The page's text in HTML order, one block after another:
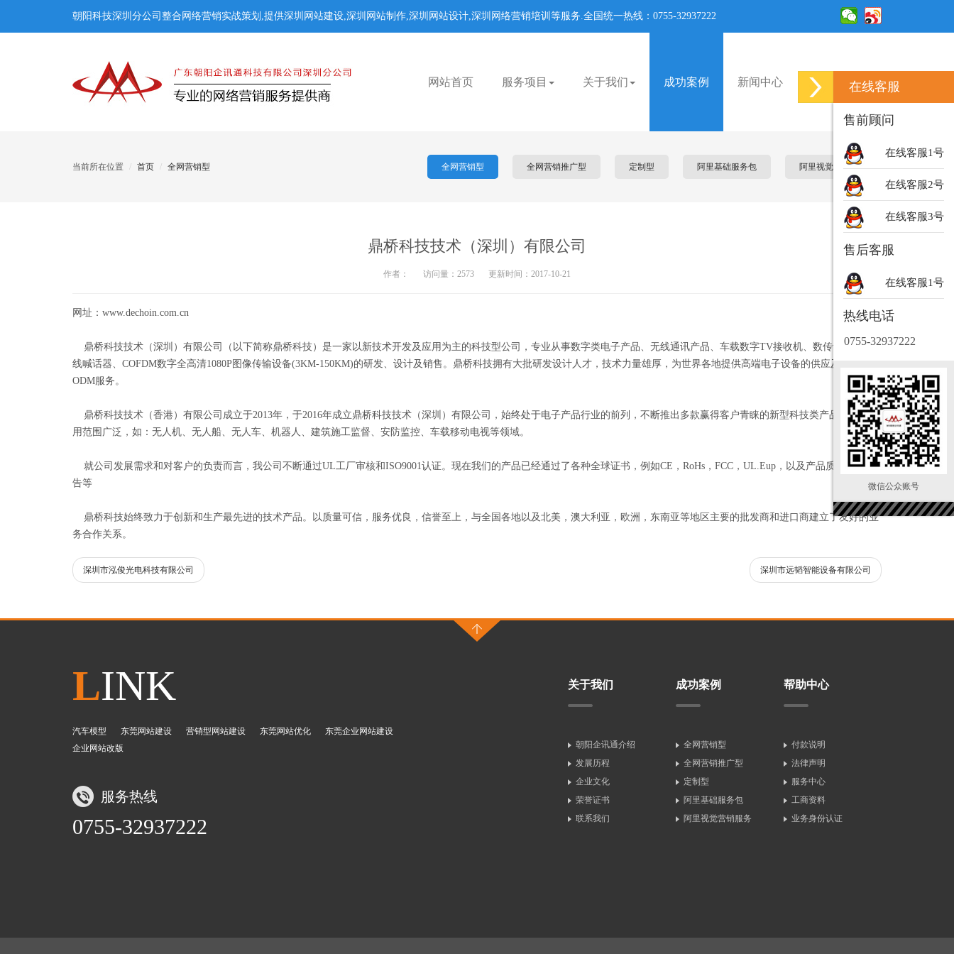
朝阳科技深圳分公司整合网络营销实战策划,提供深圳网站建设,深圳网站制作,深圳网站设计,深圳网络营销培训等服务.全国统一热线：0755-32937222
网站首页 服务项目 关于我们 成功案例 新闻中心 联系我们
当前所在位置 首页 全网营销型 全网营销型 全网营销推广型 定制型 阿里基础服务包 阿里视觉营销服务
鼎桥科技技术（深圳）有限公司
作者： 访问量：2573 更新时间：2017-10-21
网址：www.dechoin.com.cn
鼎桥科技技术（深圳）有限公司（以下简称鼎桥科技）是一家以新技术开发及应用为主的科技型公司，专业从事数字类电子产品、无线通讯产品、车载数字TV接收机、数传设备、无
线喊话器、COFDM数字全高清1080P图像传输设备(3KM-150KM)的研发、设计及销售。鼎桥科技拥有大批研发设计人才，技术力量雄厚，为世界各地提供高端电子设备的供应及OEM和
ODM服务。
鼎桥科技技术（香港）有限公司成立于2013年，于2016年成立鼎桥科技技术（深圳）有限公司，始终处于电子产品行业的前列，不断推出多款赢得客户青睐的新型科技类产品。产品应
用范围广泛，如：无人机、无人船、无人车、机器人、建筑施工监督、安防监控、车载移动电视等领域。
就公司发展需求和对客户的负责而言，我公司不断通过UL工厂审核和ISO9001认证。现在我们的产品已经通过了各种全球证书，例如CE，RoHs，FCC，UL.Eup，以及产品质量检测报
告等
鼎桥科技始终致力于创新和生产最先进的技术产品。以质量可信，服务优良，信誉至上，与全国各地以及北美，澳大利亚，欧洲，东南亚等地区主要的批发商和进口商建立了友好的业
务合作关系。
深圳市泓俊光电科技有限公司 深圳市远韬智能设备有限公司
LINK
汽车模型 东莞网站建设 营销型网站建设 东莞网站优化
东莞企业网站建设
企业网站改版
服务热线
0755-32937222
关于我们
朝阳企讯通介绍
发展历程
企业文化
荣誉证书
联系我们
成功案例
全网营销型
全网营销推广型
定制型
阿里基础服务包
阿里视觉营销服务
帮助中心
付款说明
法律声明
服务中心
工商资料
业务身份认证
在线客服
售前顾问
在线客服1号
在线客服2号
在线客服3号
售后客服
在线客服1号
热线电话
0755-32937222
微信公众账号